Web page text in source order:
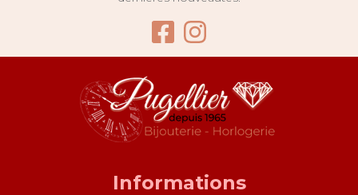
Facebook
Informations